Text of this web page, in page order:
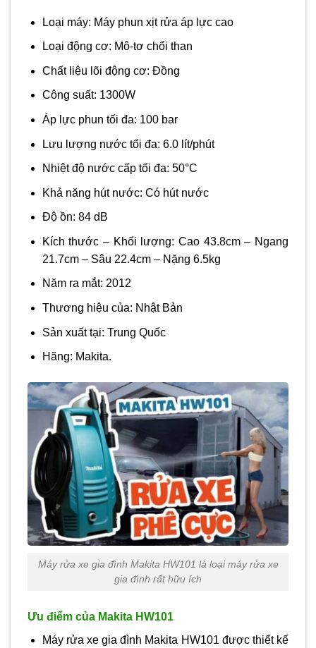
Loại máy: Máy phun xịt rửa áp lực cao
Loại động cơ: Mô-tơ chổi than
Chất liệu lõi động cơ: Đồng
Công suất: 1300W
Áp lực phun tối đa: 100 bar
Lưu lượng nước tối đa: 6.0 lít/phút
Nhiệt độ nước cấp tối đa: 50°C
Khả năng hút nước: Có hút nước
Độ ồn: 84 dB
Kích thước – Khối lượng: Cao 43.8cm – Ngang
21.7cm – Sâu 22.4cm – Nặng 6.5kg
Năm ra mắt: 2012
Thương hiệu của: Nhật Bản
Sản xuất tại: Trung Quốc
Hãng: Makita.
Máy rửa xe gia đình Makita HW101 là loại máy rửa xe
gia đình rất hữu ích
Ưu điểm của Makita HW101
Máy rửa xe gia đình Makita HW101 được thiết kế